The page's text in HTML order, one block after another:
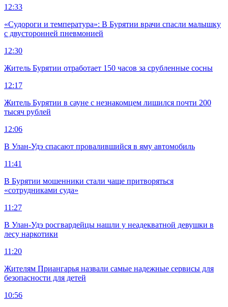
12:33
«Судороги и температура»: В Бурятии врачи спасли малышку
с двусторонней пневмонией
12:30
Житель Бурятии отработает 150 часов за срубленные сосны
12:17
Житель Бурятии в сауне с незнакомцем лишился почти 200
тысяч рублей
12:06
В Улан-Удэ спасают провалившийся в яму автомобиль
11:41
В Бурятии мошенники стали чаще притворяться
«сотрудниками суда»
11:27
В Улан-Удэ росгвардейцы нашли у неадекватной девушки в
лесу наркотики
11:20
Жителям Приангарья назвали самые надежные сервисы для
безопасности для детей
10:56